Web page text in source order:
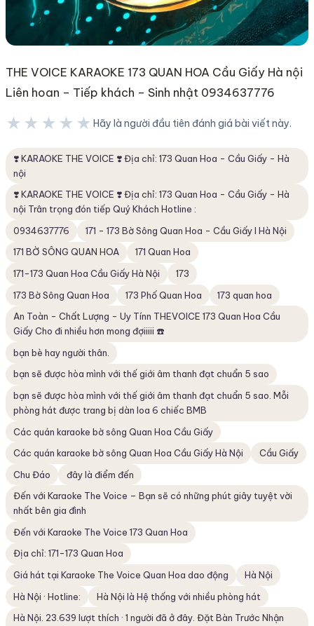
THE VOICE KARAOKE 173 QUAN HOA Cầu Giấy Hà nội
Liên hoan – Tiếp khách – Sinh nhật 0934637776
★★★★★ Hãy là người đầu tiên đánh giá bài viết này.
❣️ KARAOKE THE VOICE ❣️ Địa chỉ: 173 Quan Hoa - Cầu Giấy - Hà
nội
❣️ KARAOKE THE VOICE ❣️ Địa chỉ: 173 Quan Hoa - Cầu Giấy - Hà
nội Trân trọng đón tiếp Quý Khách Hotline :
0934637776
171 - 173 Bờ Sông Quan Hoa - Cầu Giấy I Hà Nội
171 BỜ SÔNG QUAN HOA
171 Quan Hoa
171-173 Quan Hoa Cầu Giấy Hà Nội
173
173 Bờ Sông Quan Hoa
173 Phố Quan Hoa
173 quan hoa
An Toàn - Chất Lượng - Uy Tínn THEVOICE 173 Quan Hoa Cầu
Giấy Cho đi nhiều hơn mong đợiiiii ☎️
bạn bè hay người thân.
bạn sẽ được hòa mình với thế giới âm thanh đạt chuẩn 5 sao
bạn sẽ được hòa mình với thế giới âm thanh đạt chuẩn 5 sao. Mỗi
phòng hát được trang bị dàn loa 6 chiếc BMB
Các quán karaoke bờ sông Quan Hoa Cầu Giấy
Các quán karaoke bờ sông Quan Hoa Cầu Giấy Hà Nội
Cầu Giấy
Chu Đáo
đây là điểm đến
Đến với Karaoke The Voice – Bạn sẽ có những phút giây tuyệt vời
nhất bên gia đình
Đến với Karaoke The Voice 173 Quan Hoa
Địa chỉ: 171-173 Quan Hoa
Giá hát tại Karaoke The Voice Quan Hoa dao động
Hà Nội
Hà Nội · Hotline:
Hà Nội là Hệ thống với nhiều phòng hát
Hà Nội. 23.639 lượt thích · 1 người đã ở đây. Đặt Bàn Trước Nhận